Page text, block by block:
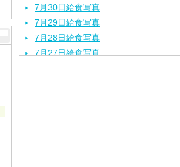
7月30日給食写真
7月29日給食写真
7月28日給食写真
7月27日給食写真